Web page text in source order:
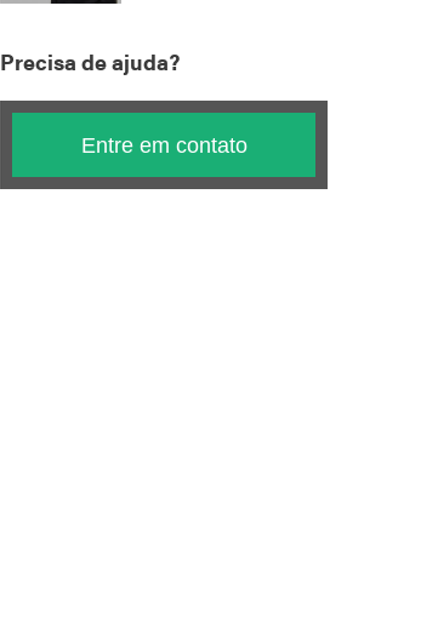
Precisa de ajuda?
Entre em contato